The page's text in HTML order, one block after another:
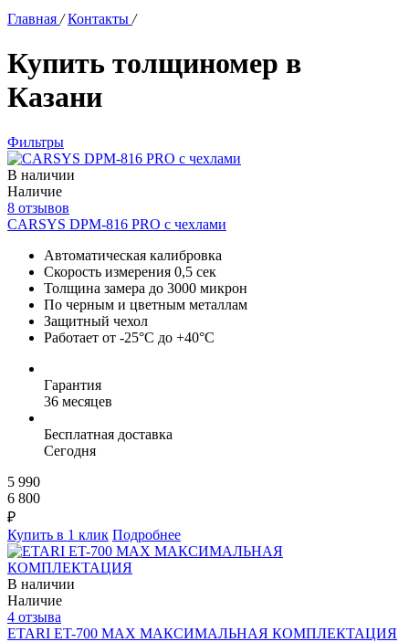
Главная / Контакты /
Купить толщиномер в
Казани
Фильтры
В наличии
Наличие
8 отзывов
CARSYS DPM-816 PRO с чехлами
Автоматическая калибровка
Скорость измерения 0,5 сек
Толщина замера до 3000 микрон
По черным и цветным металлам
Защитный чехол
Работает от -25°C до +40°C
Гарантия
36 месяцев
Бесплатная доставка
Сегодня
5 990
6 800
₽
Купить в 1 клик Подробнее
В наличии
Наличие
4 отзыва
ETARI ET-700 MAX МАКСИМАЛЬНАЯ КОМПЛЕКТАЦИЯ